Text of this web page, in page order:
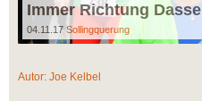
Immer Richtung Dassel
04.11.17 Sollingquerung
Autor: Joe Kelbel